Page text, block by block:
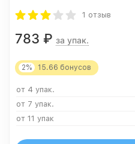
1 отзыв
783 ₽ за упак.
2% 15.66 бонусов
от 4 упак.
от 7 упак.
от 11 упак